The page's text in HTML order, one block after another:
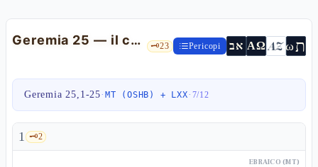
Geremia 25 — il caso estremo LXX≠TM (coppa dell'ira / oracolo sull'Egitto) 🗝️23 Pericopi אב ΑΩ AZωת
Geremia 25,1-25· MT (OSHB) + LXX· 7/12
1 🗝️2
EBRAICO (MT)